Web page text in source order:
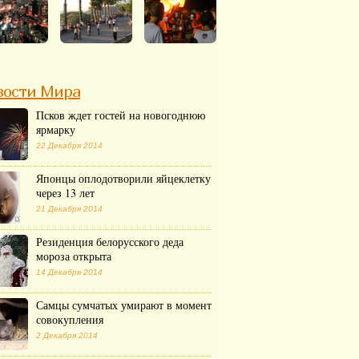
Мира
Псков ждет гостей на новогоднюю
ярмарку
22 Декабря 2014
Японцы оплодотворили яйцеклетку
через 13 лет
21 Декабря 2014
Резиденция белорусского деда
мороза открыта
14 Декабря 2014
Самцы сумчатых умирают в момент
совокупления
2 Декабря 2014